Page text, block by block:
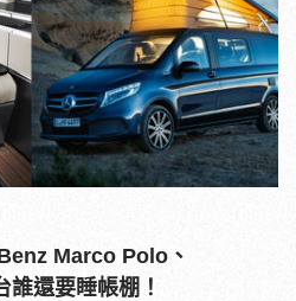
Marco Polo、
還要睡帳棚！